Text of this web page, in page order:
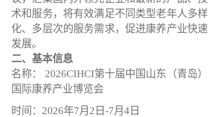
术和服务，将有效满足不同类型老年人多样
化、多层次的服务需求，促进康养产业快速
发展。
二、基本信息
名称：
2026CIHCI第十届中国山东（青岛）
国际康养产业博览会
时间： 2026年7月2日-7月4日